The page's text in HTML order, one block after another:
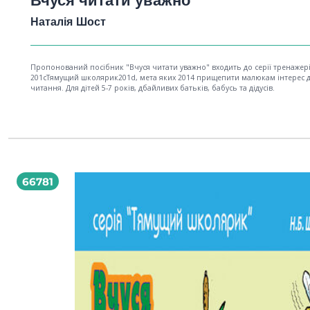
Наталія Шост
Пропонований посібник "Вчуся читати уважно" входить до серії
201cТямущий школярик201d, мета яких 2014 прищепити малюкам інтерес
читання. Для дітей 5-7 років, дбайливих батьків, бабусь та дідусів.
66781